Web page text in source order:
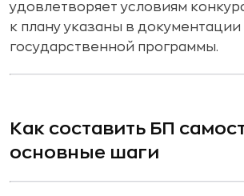
удовлетворяет условиям
к плану указаны в
государственной программы.
Как составить БП
основные шаги